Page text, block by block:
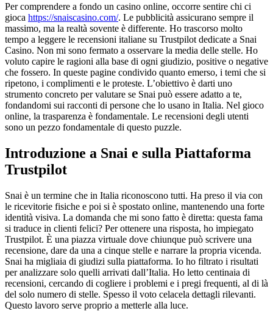
Per comprendere a fondo un casino online, occorre sentire chi ci
gioca https://snaiscasino.com/. Le pubblicità assicurano sempre il
massimo, ma la realtà sovente è differente. Ho trascorso molto
tempo a leggere le recensioni italiane su Trustpilot dedicate a Snai
Casino. Non mi sono fermato a osservare la media delle stelle. Ho
voluto capire le ragioni alla base di ogni giudizio, positive o negative
che fossero. In queste pagine condivido quanto emerso, i temi che si
ripetono, i complimenti e le proteste. L’obiettivo è darti uno
strumento concreto per valutare se Snai può essere adatto a te,
fondandomi sui racconti di persone che lo usano in Italia. Nel gioco
online, la trasparenza è fondamentale. Le recensioni degli utenti
sono un pezzo fondamentale di questo puzzle.
Introduzione a Snai e sulla Piattaforma
Trustpilot
Snai è un termine che in Italia riconoscono tutti. Ha preso il via con
le ricevitorie fisiche e poi si è spostato online, mantenendo una forte
identità visiva. La domanda che mi sono fatto è diretta: questa fama
si traduce in clienti felici? Per ottenere una risposta, ho impiegato
Trustpilot. È una piazza virtuale dove chiunque può scrivere una
recensione, dare da una a cinque stelle e narrare la propria vicenda.
Snai ha migliaia di giudizi sulla piattaforma. Io ho filtrato i risultati
per analizzare solo quelli arrivati dall’Italia. Ho letto centinaia di
recensioni, cercando di cogliere i problemi e i pregi frequenti, al di là
del solo numero di stelle. Spesso il voto celacela dettagli rilevanti.
Questo lavoro serve proprio a metterle alla luce.